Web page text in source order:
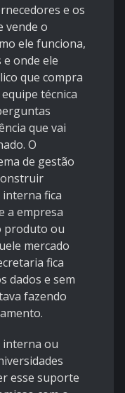
e os
vende o
ele funciona,
onde ele
que compra
técnica
que vai
O
de gestão
interna fica
a empresa
produto ou
mercado
fica
dados e sem
fazendo
interna ou
esse suporte